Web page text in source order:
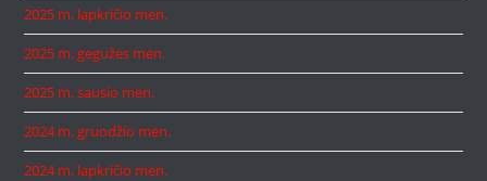
2025 m. lapkričio mėn.
2025 m. gegužės mėn.
2025 m. sausio mėn.
2024 m. gruodžio mėn.
2024 m. lapkričio mėn.